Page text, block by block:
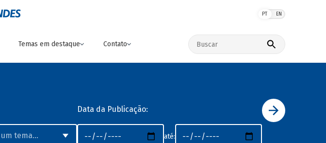
PT EN
Temas em destaque Contato
Buscar no site
Data da Publicação:
até: